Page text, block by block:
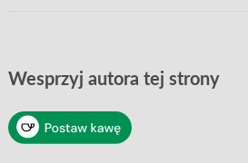
Wesprzyj autora tej strony